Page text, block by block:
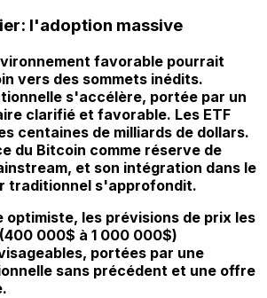
l'adoption massive
favorable pourrait
vers des sommets inédits.
s'accélère, portée par un
clarifié et favorable. Les ETF
centaines de milliards de dollars.
du Bitcoin comme réserve de
et son intégration dans le
traditionnel s'approfondit.
optimiste, les prévisions de prix les
000$ à 1 000 000$)
portées par une
sans précédent et une offre